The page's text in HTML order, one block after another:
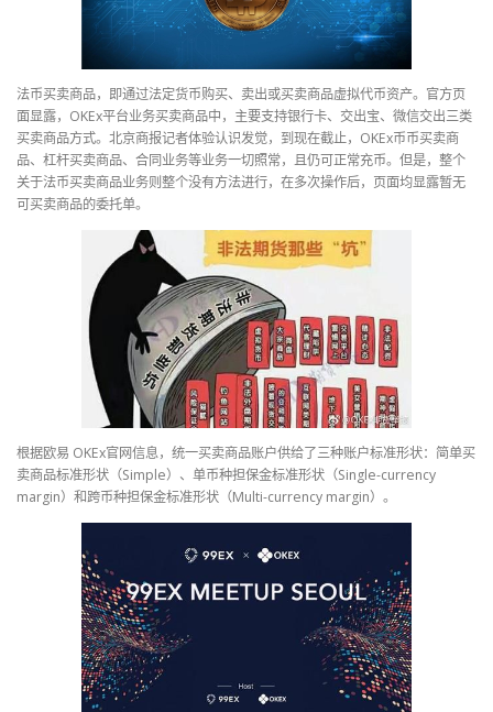
法币买卖商品，即通过法定货币购买、卖出或买卖商品虚拟代币资产。官方页
面显露，OKEx平台业务买卖商品中，主要支持银行卡、交出宝、微信交出三类
买卖商品方式。北京商报记者体验认识发觉，到现在截止，OKEx币币买卖商
品、杠杆买卖商品、合同业务等业务一切照常，且仍可正常充币。但是，整个
关于法币买卖商品业务则整个没有方法进行，在多次操作后，页面均显露暂无
可买卖商品的委托单。
根据欧易 OKEx官网信息，统一买卖商品账户供给了三种账户标准形状：简单买
卖商品标准形状（Simple）、单币种担保金标准形状（Single-currency
margin）和跨币种担保金标准形状（Multi-currency margin）。